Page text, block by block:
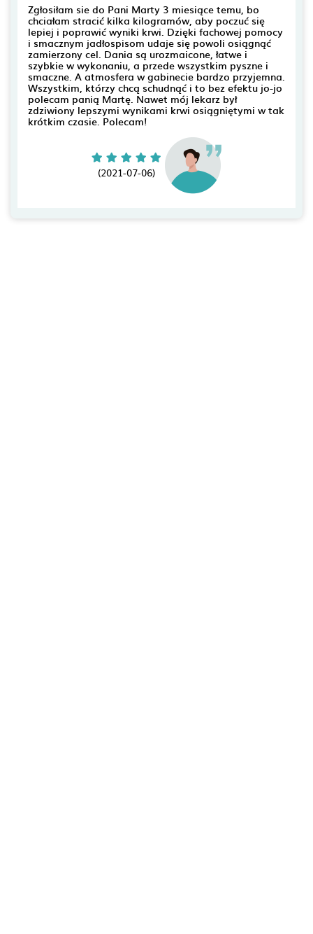
Zgłosiłam sie do Pani Marty 3 miesiące temu, bo
chciałam stracić kilka kilogramów, aby poczuć się
lepiej i poprawić wyniki krwi. Dzięki fachowej pomocy
i smacznym jadłospisom udaje się powoli osiągnąć
zamierzony cel. Dania są urozmaicone, łatwe i
szybkie w wykonaniu, a przede wszystkim pyszne i
smaczne. A atmosfera w gabinecie bardzo przyjemna.
Wszystkim, którzy chcą schudnąć i to bez efektu jo-jo
polecam panią Martę. Nawet mój lekarz był
zdziwiony lepszymi wynikami krwi osiągniętymi w tak
krótkim czasie. Polecam!
(2021-07-06)